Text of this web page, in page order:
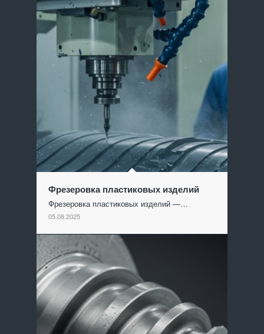
Фрезеровка пластиковых изделий
Фрезеровка пластиковых изделий —…
05.08.2025